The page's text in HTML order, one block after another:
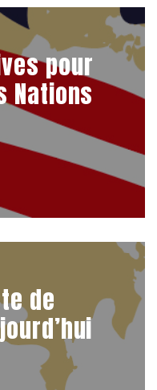
pour
Nations
de